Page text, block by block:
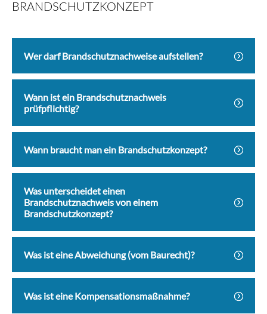
BRANDSCHUTZKONZEPT
Wer darf Brandschutznachweise aufstellen?
Wann ist ein Brandschutznachweis
prüfpflichtig?
Wann braucht man ein Brandschutzkonzept?
Was unterscheidet einen
Brandschutznachweis von einem
Brandschutzkonzept?
Was ist eine Abweichung (vom Baurecht)?
Was ist eine Kompensationsmaßnahme?